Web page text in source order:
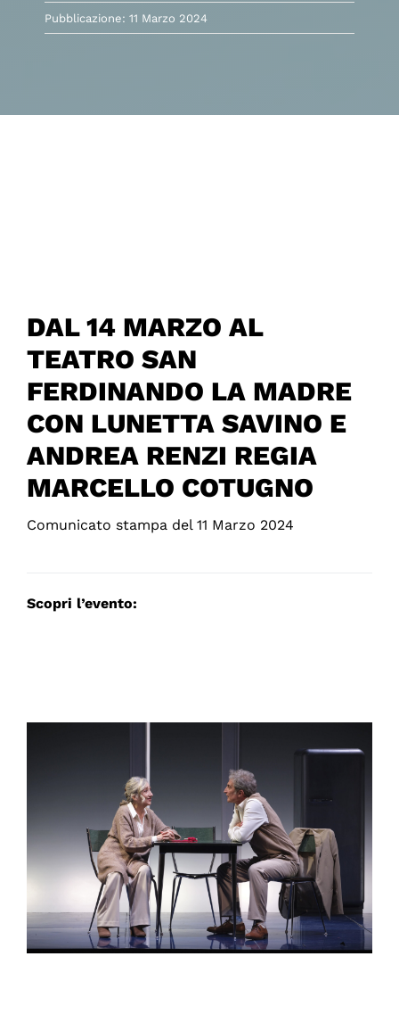
Pubblicazione: 11 Marzo 2024
DAL 14 MARZO AL
TEATRO SAN
FERDINANDO LA MADRE
CON LUNETTA SAVINO E
ANDREA RENZI REGIA
MARCELLO COTUGNO
Comunicato stampa del 11 Marzo 2024
Scopri l’evento: